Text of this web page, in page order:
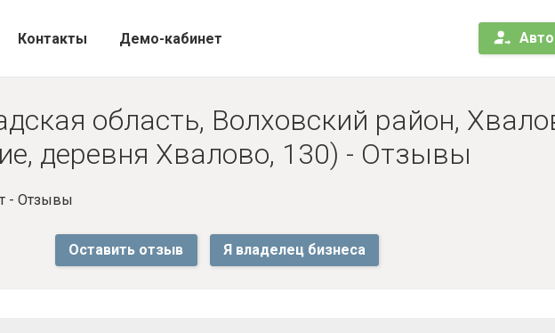
Контакты Демо-кабинет
область, Волховский район,
деревня Хвалово, 130) - Отзывы
- Отзывы
Оставить отзыв Я владелец бизнеса